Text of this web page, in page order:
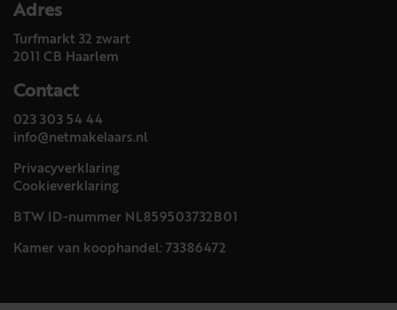
Adres
Turfmarkt 32 zwart
2011 CB Haarlem
Contact
023 303 54 44
info@netmakelaars.nl
Privacyverklaring
Cookieverklaring
BTW ID-nummer NL859503732B01
Kamer van koophandel: 73386472